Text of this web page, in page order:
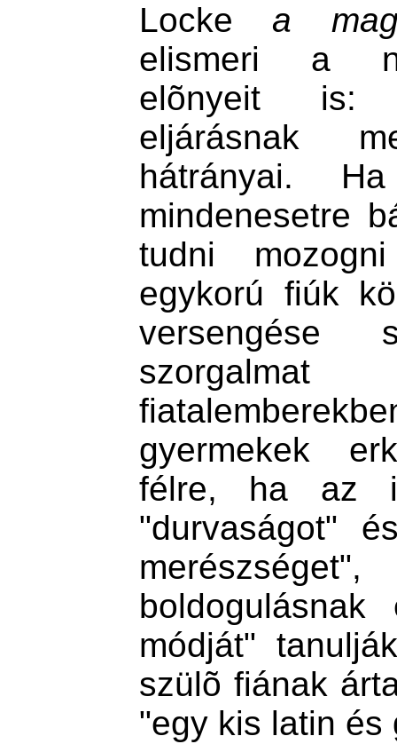
Lockea
elismeri a
elõnyeit is:
eljárásnak
hátrányai.
mindenesetre
tudni
egykorú fiúk
versengése
gyermekek
félre, ha az
"durvaságot"
módját"
szülõ fiának
"egy kis latin